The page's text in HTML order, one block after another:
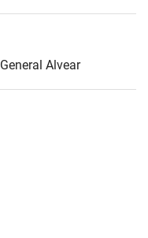
General Alvear